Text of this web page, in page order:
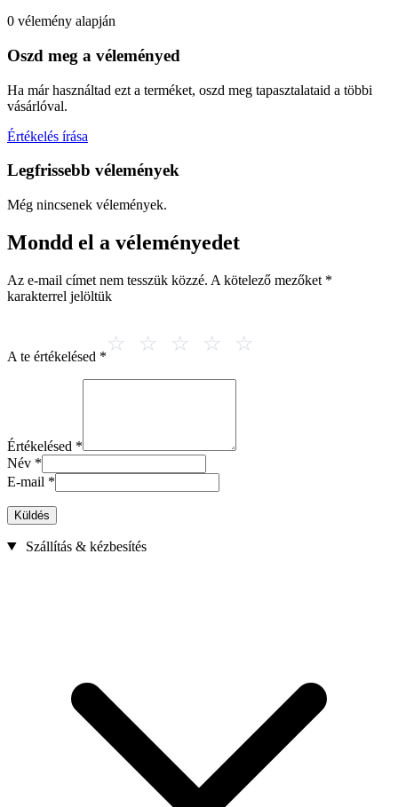
0 vélemény alapján
Oszd meg a véleményed
Ha már használtad ezt a terméket, oszd meg tapasztalataid a többi
vásárlóval.
Értékelés írása
Legfrissebb vélemények
Még nincsenek vélemények.
Mondd el a véleményedet
Az e-mail címet nem tesszük közzé. A kötelező mezőket *
karakterrel jelöltük
A te értékelésed *
Értékelésed *
Név *
E-mail *
Küldés
Szállítás & kézbesítés